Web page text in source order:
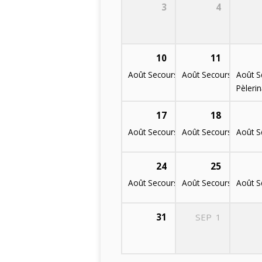
3 4
10
Août Secours Alimentaire A.S.A. 3-
11
Août Secours Août
17
Août Secours Alimentaire A.S.A. 3-
18
Août Secours Août
24
Août Secours Alimentaire A.S.A. 3-
25
Août Secours Août
31 SEP 1